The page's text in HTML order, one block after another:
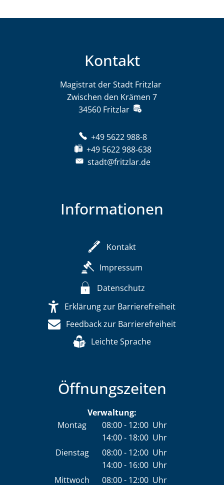
Kontakt
Magistrat der Stadt Fritzlar
Zwischen den Krämen 7
34560 Fritzlar
+49 5622 988-8
+49 5622 988-638
stadt@fritzlar.de
Informationen
Kontakt
Impressum
Datenschutz
Erklärung zur Barrierefreiheit
Feedback zur Barrierefreiheit
Leichte Sprache
Öffnungszeiten
Verwaltung:
Montag
08:00- 12:00 Uhr
Von 08:00 bis 12:00 Uhr
14:00- 18:00 Uhr
Von 14:00 bis 18:00 Uhr
Dienstag 08:00- 12:00 Uhr
Von 08:00 bis 12:00 Uhr
14:00- 16:00 Uhr
Von 14:00 bis 16:00 Uhr
Mittwoch 08:00- 12:00 Uhr